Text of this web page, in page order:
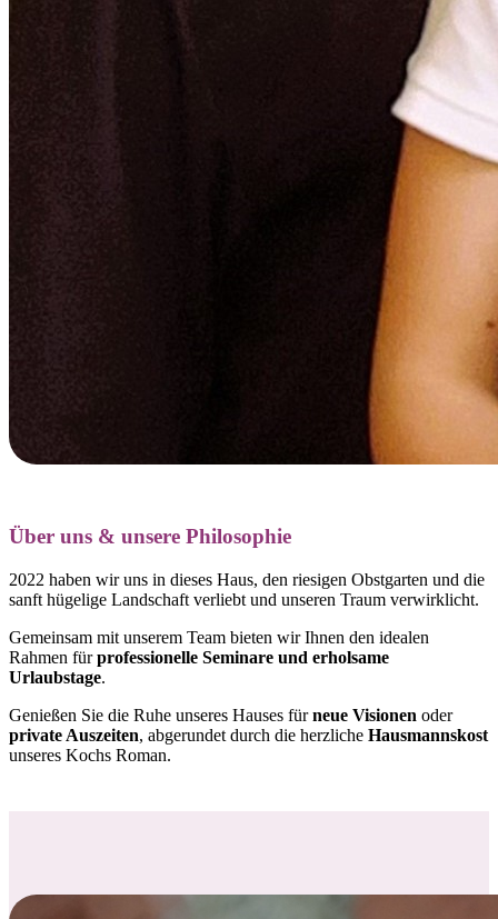
Über uns & unsere Philosophie
2022 haben wir uns in dieses Haus, den riesigen Obstgarten und die
sanft hügelige Landschaft verliebt und unseren Traum verwirklicht.
Gemeinsam mit unserem Team bieten wir Ihnen den idealen
Rahmen fürprofessionelle Seminare und erholsame
Urlaubstage.
Genießen Sie die Ruhe unseres Hauses fürneue Visionen oder
private Auszeiten, abgerundet durch die herzliche Hausmannskost
unseres Kochs Roman.